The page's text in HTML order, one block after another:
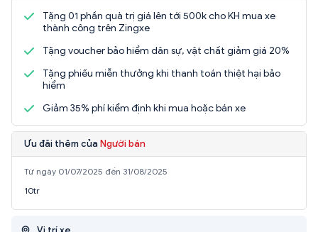
Tặng 01 phần quà trị giá lên tới 500k cho KH mua xe
thành công trên Zingxe
Tặng voucher bảo hiểm dân sự, vật chất giảm giá 20%
Tặng phiếu miễn thưởng khi thanh toán thiệt hại bảo
hiểm
Giảm 35% phí kiểm định khi mua hoặc bán xe
Ưu đãi thêm của Người bán
Từ ngày 01/07/2025 đến 31/08/2025
10tr